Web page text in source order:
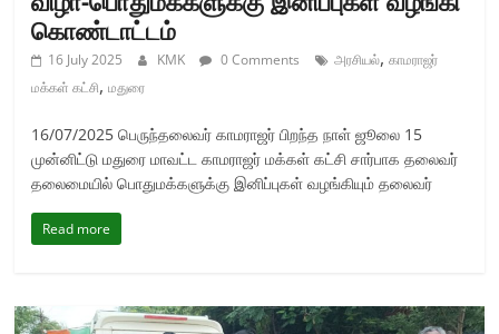
கொண்டாட்டம்
16 July 2025 KMK 0 Comments அரசியல்,காமராஜர்
மக்கள் கட்சி,மதுரை
16/07/2025 பெருந்தலைவர் காமராஜர் பிறந்த நாள் ஜூலை 15
முன்னிட்டு மதுரை மாவட்ட காமராஜர் மக்கள் கட்சி சார்பாக தலைவர்
தலைமையில் பொதுமக்களுக்கு இனிப்புகள் வழங்கியும் தலைவர்
Read more